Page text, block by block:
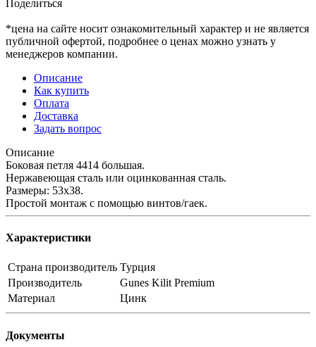
Поделиться
*цена на сайте носит ознакомительный характер и не является
публичной офертой, подробнее о ценах можно узнать у
менеджеров компании.
Описание
Как купить
Оплата
Доставка
Задать вопрос
Описание
Боковая петля 4414 большая.
Нержавеющая сталь или оцинкованная сталь.
Размеры: 53х38.
Простой монтаж с помощью винтов/гаек.
Характеристики
Страна производитель Турция
Производитель
Gunes Kilit Premium
Материал
Цинк
Документы